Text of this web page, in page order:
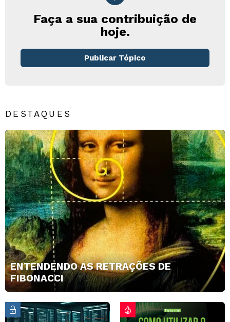
Faça a sua contribuição de
hoje.
Publicar Tópico
DESTAQUES
ENTENDENDO AS RETRAÇÕES DE
FIBONACCI